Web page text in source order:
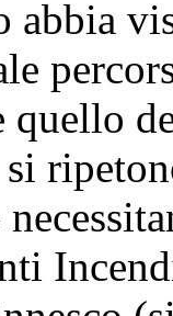
abbia
quello